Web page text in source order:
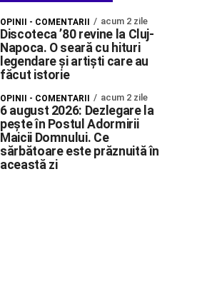
OPINII - COMENTARII acum 2 zile
Discoteca ’80 revine la Cluj-
Napoca. O seară cu hituri
legendare și artiști care au
făcut istorie
OPINII - COMENTARII acum 2 zile
6 august 2026: Dezlegare la
pește în Postul Adormirii
Maicii Domnului. Ce
sărbătoare este prăznuită în
această zi